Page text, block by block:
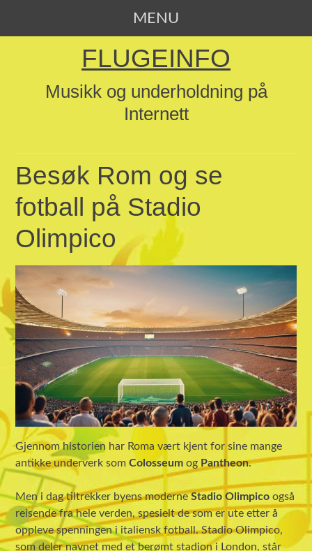
MENU
FLUGEINFO
Musikk og underholdning på
Internett
Besøk Rom og se
fotball på Stadio
Olimpico
Gjennom historien har Roma vært kjent for sine mange
antikke underverk somColosseum og Pantheon.
Men i dag tiltrekker byens moderneStadio Olimpico også
reisende fra hele verden, spesielt de som er ute etter å
oppleve spenningen i italiensk fotball. Stadio Olimpico,
som deler navnet med et berømt stadion i London, står